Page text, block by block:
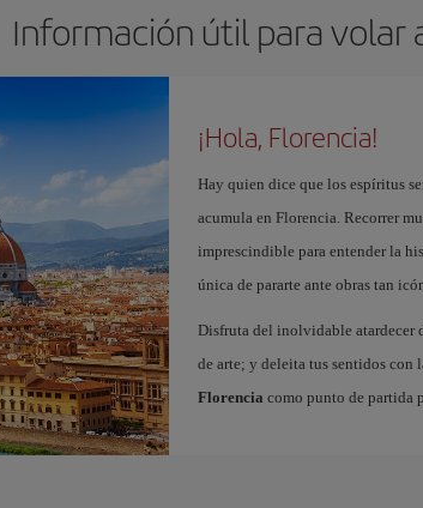
Información útil para volar
¡Hola, Florencia!
Hay quien dice que los espíritus
acumula en Florencia. Recorrer
imprescindible para entender la
única de pararte ante obras tan
Disfruta del inolvidable atardecer
de arte; y deleita tus sentidos con
Florencia como punto de partida